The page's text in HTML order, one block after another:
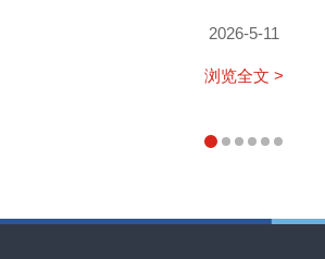
2026-5-11
浏览全文 >